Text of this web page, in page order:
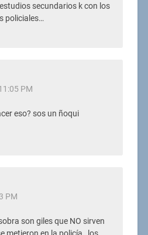
secundarios k con los
policiales…
PM
eso? sos un ñoqui
PM
son giles que NO sirven